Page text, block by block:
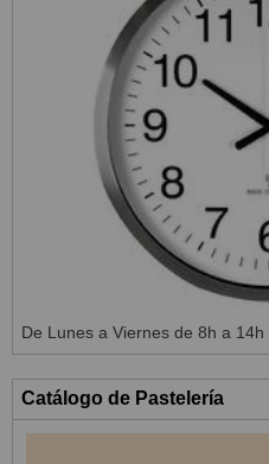
De Lunes a Viernes de 8h a 14h
Catálogo de Pastelería